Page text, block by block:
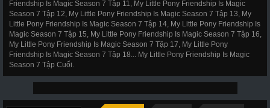
Friendship Is Magic Season 7 Tập 11, My Little Pony Friendship Is Magic
Season 7 Tập 12, My Little Pony Friendship Is Magic Season 7 Tập 13, My
Little Pony Friendship Is Magic Season 7 Tập 14, My Little Pony Friendship Is
Magic Season 7 Tập 15, My Little Pony Friendship Is Magic Season 7 Tập 16,
My Little Pony Friendship Is Magic Season 7 Tập 17, My Little Pony
Friendship Is Magic Season 7 Tập 18... My Little Pony Friendship Is Magic
Season 7 Tập Cuối.